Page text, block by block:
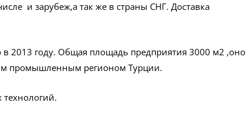
и зарубеж,а так же в страны СНГ. Доставка
2013 году. Общая площадь предприятия 3000 м2 ,оно
промышленным регионом Турции.